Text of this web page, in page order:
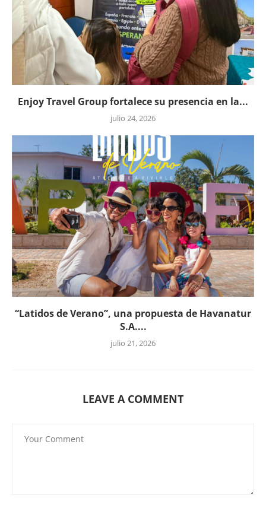
Enjoy Travel Group fortalece su presencia en la...
julio 24, 2026
“Latidos de Verano”, una propuesta de Havanatur
S.A....
julio 21, 2026
LEAVE A COMMENT